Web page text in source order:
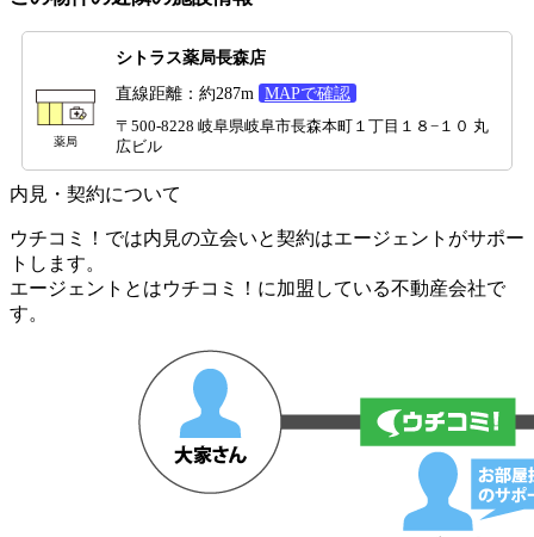
薬局
シトラス薬局長森店
直線距離：約287m
MAPで確認
〒500-8228 岐阜県岐阜市長森本町１丁目１８−１０ 丸
広ビル
内見・契約について
ウチコミ！では内見の立会いと契約はエージェントがサポー
トします。
エージェントとはウチコミ！に加盟している不動産会社で
す。